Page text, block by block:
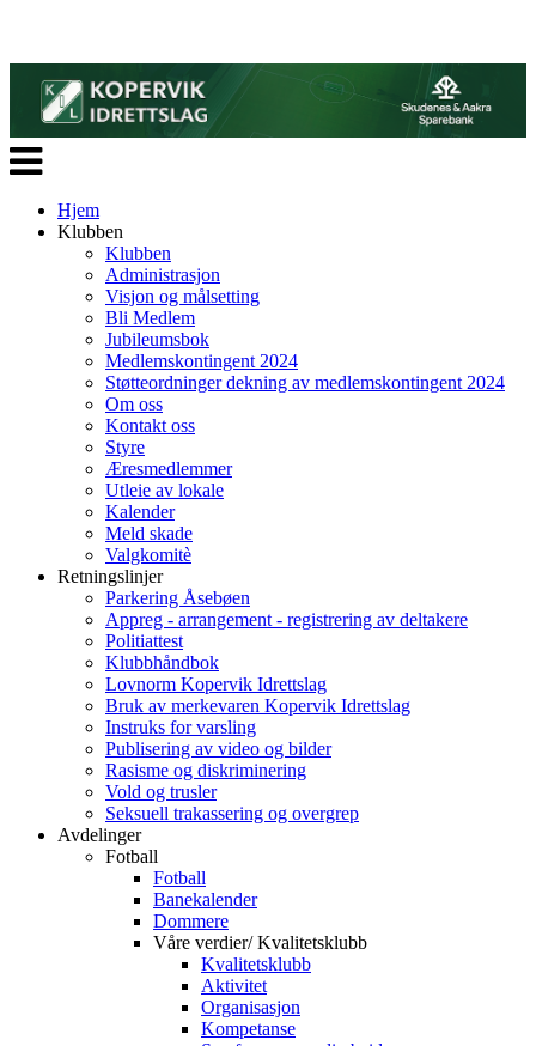
Veksle
navigasjon
Hjem
Klubben
Klubben
Administrasjon
Visjon og målsetting
Bli Medlem
Jubileumsbok
Medlemskontingent 2024
Støtteordninger dekning av medlemskontingent 2024
Om oss
Kontakt oss
Styre
Æresmedlemmer
Utleie av lokale
Kalender
Meld skade
Valgkomitè
Retningslinjer
Parkering Åsebøen
Appreg - arrangement - registrering av deltakere
Politiattest
Klubbhåndbok
Lovnorm Kopervik Idrettslag
Bruk av merkevaren Kopervik Idrettslag
Instruks for varsling
Publisering av video og bilder
Rasisme og diskriminering
Vold og trusler
Seksuell trakassering og overgrep
Avdelinger
Fotball
Fotball
Banekalender
Dommere
Våre verdier/ Kvalitetsklubb
Kvalitetsklubb
Aktivitet
Organisasjon
Kompetanse